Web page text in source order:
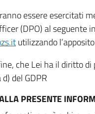
essere esercitati
(DPO) al seguente
utilizzando
che Lei ha il diritto
del GDPR
PRESENTE